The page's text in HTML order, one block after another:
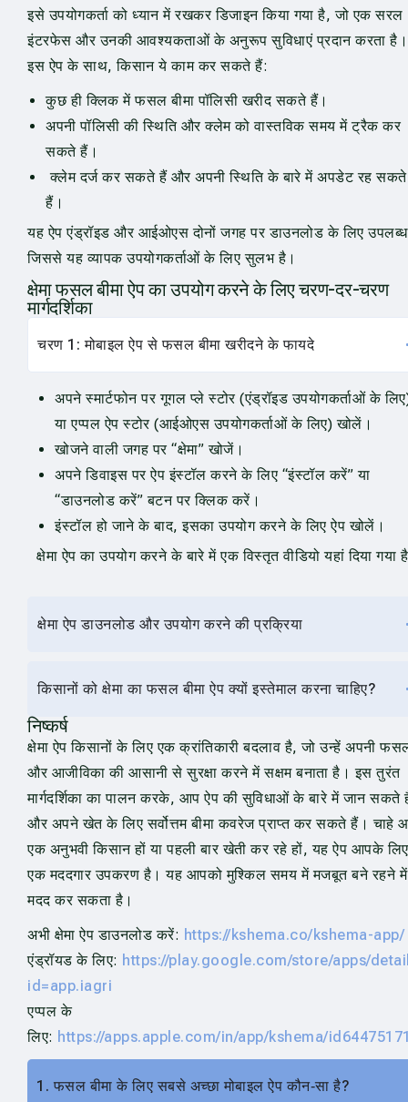
इसे उपयोगकर्ता को ध्यान में रखकर डिजाइन किया गया है, जो एक सरल
इंटरफेस और उनकी आवश्यकताओं के अनुरूप सुविधाएं प्रदान करता है।
इस ऐप के साथ, किसान ये काम कर सकते हैं:
कुछ ही क्लिक में फसल बीमा पॉलिसी खरीद सकते हैं।
अपनी पॉलिसी की स्थिति और क्लेम को वास्तविक समय में ट्रैक कर
सकते हैं।
क्लेम दर्ज कर सकते हैं और अपनी स्थिति के बारे में अपडेट रह सकते
हैं।
यह ऐप एंड्रॉइड और आईओएस दोनों जगह पर डाउनलोड के लिए
जिससे यह व्यापक उपयोगकर्ताओं के लिए सुलभ है।
क्षेमा फसल बीमा ऐप का उपयोग करने के लिए चरण-दर-चरण
मार्गदर्शिका
चरण 1: मोबाइल ऐप से फसल बीमा खरीदने के फायदे
अपने स्मार्टफोन पर गूगल प्ले स्टोर (एंड्रॉइड उपयोगकर्ताओं के
या एप्पल ऐप स्टोर (आईओएस उपयोगकर्ताओं के लिए) खोलें।
खोजने वाली जगह पर “क्षेमा” खोजें।
अपने डिवाइस पर ऐप इंस्टॉल करने के लिए “इंस्टॉल करें” या
“डाउनलोड करें” बटन पर क्लिक करें।
इंस्टॉल हो जाने के बाद, इसका उपयोग करने के लिए ऐप खोलें।
क्षेमा ऐप का उपयोग करने के बारे में एक विस्तृत वीडियो यहां दिया गया
क्षेमा ऐप डाउनलोड और उपयोग करने की प्रक्रिया
किसानों को क्षेमा का फसल बीमा ऐप क्यों इस्तेमाल करना चाहिए?
निष्कर्ष
क्षेमा ऐप किसानों के लिए एक क्रांतिकारी बदलाव है, जो उन्हें अपनी
और आजीविका की आसानी से सुरक्षा करने में सक्षम बनाता है। इस तुरंत
मार्गदर्शिका का पालन करके, आप ऐप की सुविधाओं के बारे में जान सकते
और अपने खेत के लिए सर्वोत्तम बीमा कवरेज प्राप्त कर सकते हैं। चाहे
एक अनुभवी किसान हों या पहली बार खेती कर रहे हों, यह ऐप आपके लिए
एक मददगार उपकरण है। यह आपको मुश्किल समय में मजबूत बने रहने में
मदद कर सकता है।
अभी क्षेमा ऐप डाउनलोड करें: https://kshema.co/kshema-app/
एंड्रॉयड के लिए: https://play.google.com/store/apps/
id=app.iagri
एप्पल के
लिए: https://apps.apple.com/in/app/kshema/
1. फसल बीमा के लिए सबसे अच्छा मोबाइल ऐप कौन‑सा है?